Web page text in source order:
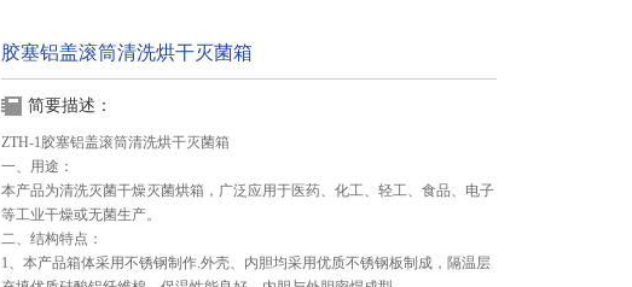
胶塞铝盖滚筒清洗烘干灭菌箱
简要描述：
ZTH-1胶塞铝盖滚筒清洗烘干灭菌箱
一、用途：
本产品为清洗灭菌干燥灭菌烘箱，广泛应用于医药、化工、轻工、食品、电子
等工业干燥或无菌生产。
二、结构特点：
1、本产品箱体采用不锈钢制作.外壳、内胆均采用优质不锈钢板制成，隔温层